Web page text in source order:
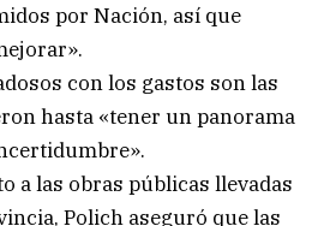
por Nación, así que
con los gastos son las
hasta «tener un panorama
a las obras públicas llevadas
Polich aseguró que las